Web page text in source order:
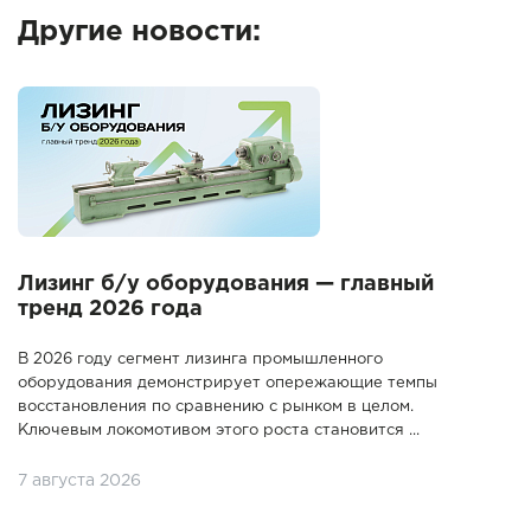
Другие новости:
Лизинг б/у оборудования — главный
тренд 2026 года
В 2026 году сегмент лизинга промышленного
оборудования демонстрирует опережающие темпы
восстановления по сравнению с рынком в целом.
Ключевым локомотивом этого роста становится ...
7 августа 2026